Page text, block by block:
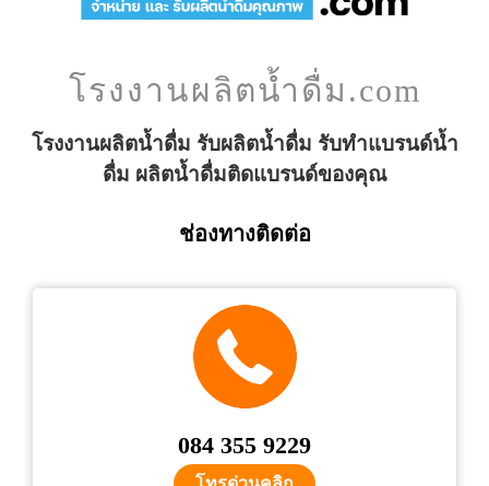
โรงงานผลิตน้ำดื่ม.com
โรงงานผลิตน้ำดื่ม รับผลิตน้ำดื่ม รับทำแบรนด์น้ำ
ดื่ม ผลิตน้ำดื่มติดแบรนด์ของคุณ
ช่องทางติดต่อ
084 355 9229